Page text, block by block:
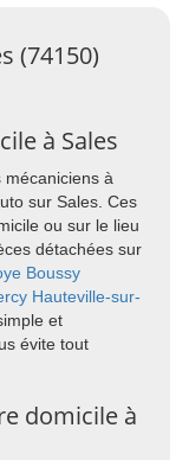
(74150)
à Sales
mécaniciens à
sur Sales. Ces
ou sur le lieu
détachées sur
Boussy
Hauteville-sur-
et
évite tout
domicile à